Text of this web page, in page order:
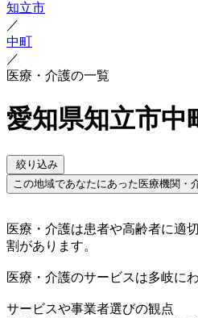
知立市
／
中町
／
医療・介護の一覧
愛知県知立市中
絞り込み
この地域であなたにあった医療機関・
医療・介護は患者や高齢者に適
割があります。
医療・介護のサービスは多岐に
サービスや事業者選びの観点